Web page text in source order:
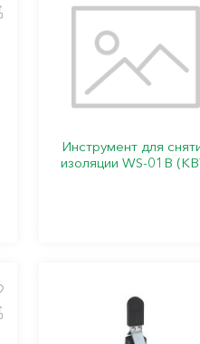
Инструмент для
изоляции WS-01B